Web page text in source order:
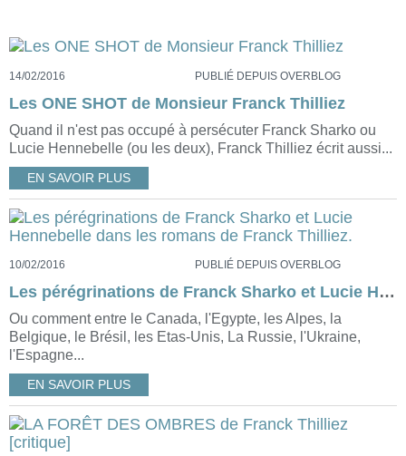
14/02/2016 PUBLIÉ DEPUIS OVERBLOG
Les ONE SHOT de Monsieur Franck Thilliez
Quand il n'est pas occupé à persécuter Franck Sharko ou
Lucie Hennebelle (ou les deux), Franck Thilliez écrit aussi...
EN SAVOIR PLUS
10/02/2016 PUBLIÉ DEPUIS OVERBLOG
Les pérégrinations de Franck Sharko et Lucie Hennebelle dans les romans de Franck Thilliez.
Ou comment entre le Canada, l'Egypte, les Alpes, la
Belgique, le Brésil, les Etas-Unis, La Russie, l'Ukraine,
l'Espagne...
EN SAVOIR PLUS